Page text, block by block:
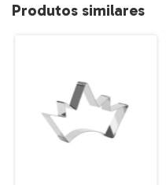
Produtos similares